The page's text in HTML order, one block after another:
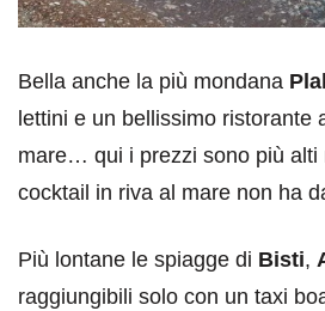
Bella anche la più mondana
lettini e un bellissimo ristorante
mare… qui i prezzi sono più alti
cocktail in riva al mare non ha
Più lontane le spiagge di Bisti,
raggiungibili solo con un taxi